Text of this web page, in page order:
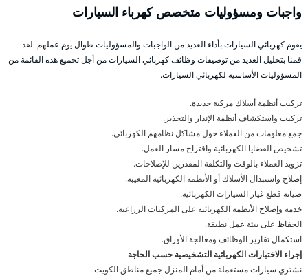
واجبات ومسؤوليات متخصص كهرباء السيارات
يقوم كهربائي السيارات بأداء العديد من الواجبات والمسؤوليات طوال يوم عملهم. لقد
قمنا بتحليل العديد من توصيفات وظائف كهربائي السيارات من أجل تجميع هذه القائمة من
المسؤوليات الأساسية لكهربائي السيارات.
تركيب أنظمة أسلاك مركبة جديدة.
تركيب واستكشاف أنظمة الإنذار والتحذير.
جمع معلومات من العملاء حول مشاكل نظامهم الكهربائي.
تشخيص القضايا الكهربائية واقتراح مسار العمل.
تزويد العملاء بالوقت والتكلفة المقدرين للإصلاحات.
إصلاح واستبدال الأسلاك أو الأنظمة الكهربائية المعيبة.
صيانة قطع غيار السيارات الكهربائية.
خدمة وإصلاح الأنظمة الكهربائية على المركبات الزراعية.
الحفاظ على بيئة عمل نظيفة.
استكمال تقارير الوظائف ومعالجة الأوراق.
إجراء الاختبارات الكهربائية التشخيصية حسب الحاجة
نشتري سيارات مستعملة من أمام المنزل جميع مناطق الكويت .